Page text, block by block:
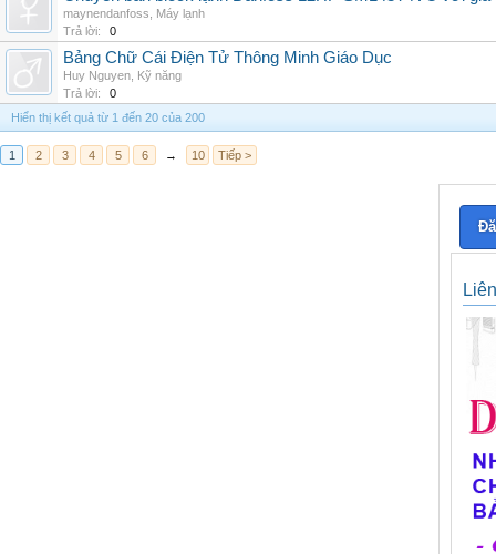
maynendanfoss
Máy lạnh
Trả lời:
0
Bảng Chữ Cái Điện Tử Thông Minh Giáo Dục
Huy Nguyen Kỹ năng
Trả lời:
0
Hiển thị kết quả từ 1 đến 20 của 200
1 2 3 4 5 6 → 10 Tiếp >